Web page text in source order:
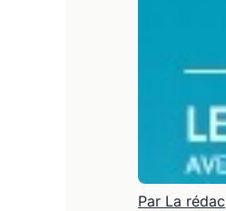
Par La rédac